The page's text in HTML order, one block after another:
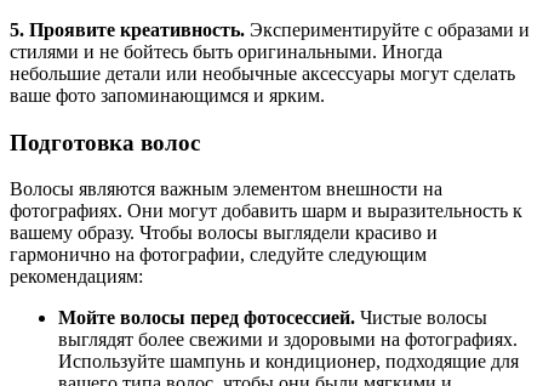
5. Проявите креативность. Экспериментируйте с образами и
стилями и не бойтесь быть оригинальными. Иногда
небольшие детали или необычные аксессуары могут сделать
ваше фото запоминающимся и ярким.
Подготовка волос
Волосы являются важным элементом внешности на
фотографиях. Они могут добавить шарм и выразительность к
вашему образу. Чтобы волосы выглядели красиво и
гармонично на фотографии, следуйте следующим
рекомендациям:
Мойте волосы перед фотосессией. Чистые волосы
выглядят более свежими и здоровыми на фотографиях.
Используйте шампунь и кондиционер, подходящие для